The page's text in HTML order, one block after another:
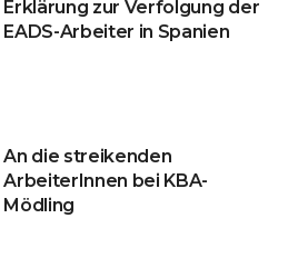
Erklärung zur Verfolgung der
EADS-Arbeiter in Spanien
An die streikenden
ArbeiterInnen bei KBA-
Mödling